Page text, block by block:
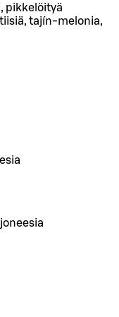
pikkelöityä
tajín-melonia,